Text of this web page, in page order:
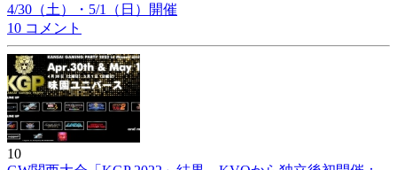
4/30（土）・5/1（日）開催
10 コメント
10